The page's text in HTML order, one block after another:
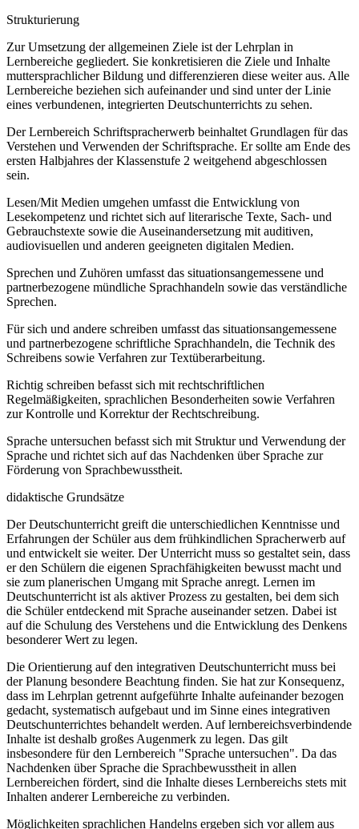
Strukturierung
Zur Umsetzung der allgemeinen Ziele ist der Lehrplan in
Lernbereiche gegliedert. Sie konkretisieren die Ziele und Inhalte
muttersprachlicher Bildung und differenzieren diese weiter aus. Alle
Lernbereiche beziehen sich aufeinander und sind unter der Linie
eines verbundenen, integrierten Deutschunterrichts zu sehen.
Der Lernbereich Schriftspracherwerb beinhaltet Grundlagen für das
Verstehen und Verwenden der Schriftsprache. Er sollte am Ende des
ersten Halbjahres der Klassenstufe 2 weitgehend abgeschlossen
sein.
Lesen/Mit Medien umgehen umfasst die Entwicklung von
Lesekompetenz und richtet sich auf literarische Texte, Sach- und
Gebrauchstexte sowie die Auseinandersetzung mit auditiven,
audiovisuellen und anderen geeigneten digitalen Medien.
Sprechen und Zuhören umfasst das situationsangemessene und
partnerbezogene mündliche Sprachhandeln sowie das verständliche
Sprechen.
Für sich und andere schreiben umfasst das situationsangemessene
und partnerbezogene schriftliche Sprachhandeln, die Technik des
Schreibens sowie Verfahren zur Textüberarbeitung.
Richtig schreiben befasst sich mit rechtschriftlichen
Regelmäßigkeiten, sprachlichen Besonderheiten sowie Verfahren
zur Kontrolle und Korrektur der Rechtschreibung.
Sprache untersuchen befasst sich mit Struktur und Verwendung der
Sprache und richtet sich auf das Nachdenken über Sprache zur
Förderung von Sprachbewusstheit.
didaktische Grundsätze
Der Deutschunterricht greift die unterschiedlichen Kenntnisse und
Erfahrungen der Schüler aus dem frühkindlichen Spracherwerb auf
und entwickelt sie weiter. Der Unterricht muss so gestaltet sein, dass
er den Schülern die eigenen Sprachfähigkeiten bewusst macht und
sie zum planerischen Umgang mit Sprache anregt. Lernen im
Deutschunterricht ist als aktiver Prozess zu gestalten, bei dem sich
die Schüler entdeckend mit Sprache auseinander setzen. Dabei ist
auf die Schulung des Verstehens und die Entwicklung des Denkens
besonderer Wert zu legen.
Die Orientierung auf den integrativen Deutschunterricht muss bei
der Planung besondere Beachtung finden. Sie hat zur Konsequenz,
dass im Lehrplan getrennt aufgeführte Inhalte aufeinander bezogen
gedacht, systematisch aufgebaut und im Sinne eines integrativen
Deutschunterrichtes behandelt werden. Auf lernbereichsverbindende
Inhalte ist deshalb großes Augenmerk zu legen. Das gilt
insbesondere für den Lernbereich "Sprache untersuchen". Da das
Nachdenken über Sprache die Sprachbewusstheit in allen
Lernbereichen fördert, sind die Inhalte dieses Lernbereichs stets mit
Inhalten anderer Lernbereiche zu verbinden.
Möglichkeiten sprachlichen Handelns ergeben sich vor allem aus